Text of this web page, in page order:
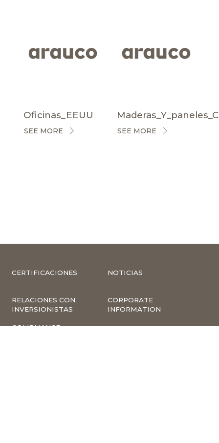
Oficinas_EEUU
SEE MORE SEE MORE
CERTIFICACIONES NOTICIAS
RELACIONES CON
INVERSIONISTAS
CORPORATE
INFORMATION
COMPLIANCE –